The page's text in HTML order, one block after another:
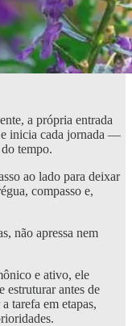
a própria entrada
inicia cada jornada —
tempo.
ao lado para deixar
compasso e,
não apressa nem
e ativo, ele
estruturar antes de
tarefa em etapas,